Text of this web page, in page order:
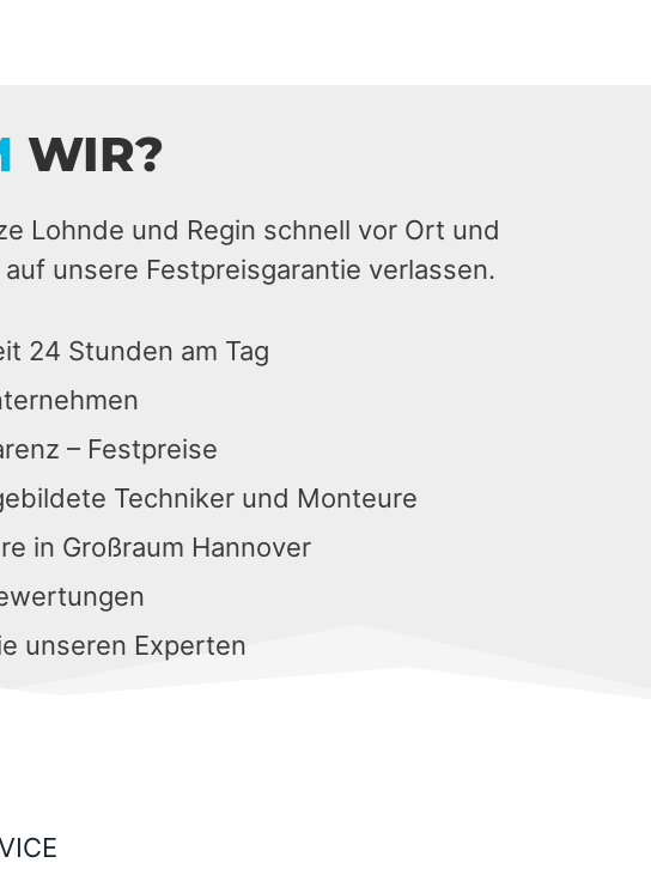
WIR?
Lohnde und Regin schnell vor Ort und
unsere Festpreisgarantie verlassen.
24 Stunden am Tag
– Festpreise
Techniker und Monteure
in Großraum Hannover
unseren Experten